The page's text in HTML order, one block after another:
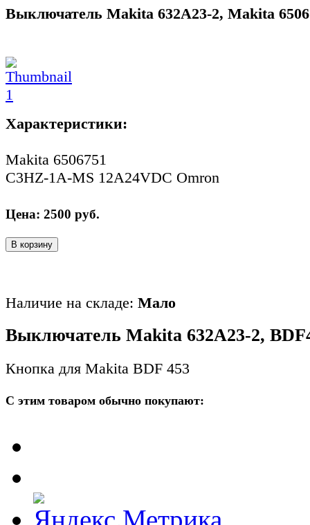
Выключатель Makita 632A23-2, Makita
Характеристики:
Makita 6506751
C3HZ-1A-MS 12A24VDC Omron
Цена: 2500 руб.
В корзину
Наличие на складе: Мало
Выключатель Makita 632A23-2,
Кнопка для Makita BDF 453
С этим товаром обычно покупают: